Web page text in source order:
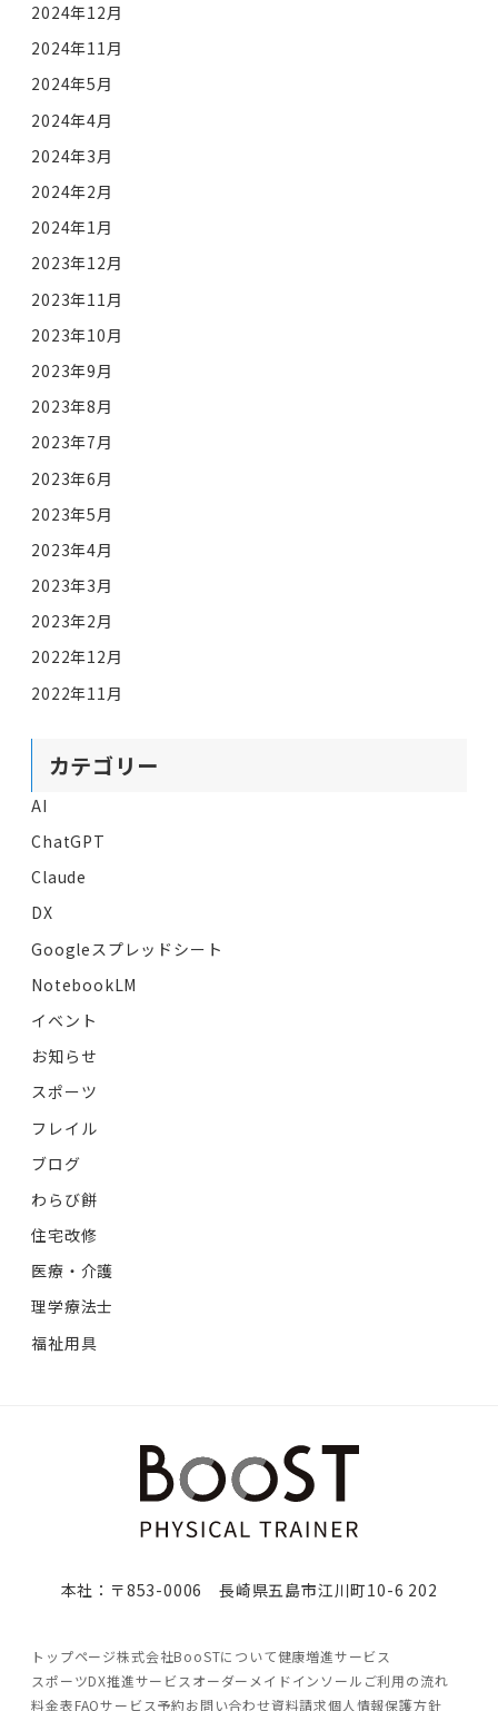
2024年12月
2024年11月
2024年5月
2024年4月
2024年3月
2024年2月
2024年1月
2023年12月
2023年11月
2023年10月
2023年9月
2023年8月
2023年7月
2023年6月
2023年5月
2023年4月
2023年3月
2023年2月
2022年12月
2022年11月
カテゴリー
AI
ChatGPT
Claude
DX
Googleスプレッドシート
NotebookLM
イベント
お知らせ
スポーツ
フレイル
ブログ
わらび餅
住宅改修
医療・介護
理学療法士
福祉用具
本社：〒853-0006 長崎県五島市江川町10-6 202
トップページ株式会社BooSTについて健康増進サービス
スポーツDX推進サービス オーダーメイドインソール ご利用の流れ
料金表FAQサービス予約お問い合わせ資料請求個人情報保護方針